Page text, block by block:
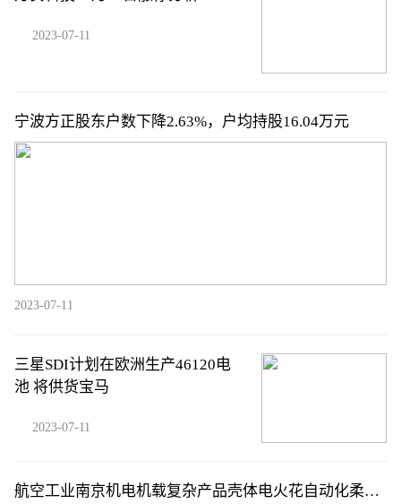
2023-07-11
宁波方正股东户数下降2.63%，户均持股16.04万元
2023-07-11
三星SDI计划在欧洲生产46120电
池 将供货宝马
2023-07-11
航空工业南京机电机载复杂产品壳体电火花自动化柔性